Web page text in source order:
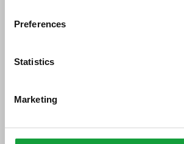
Preferences
Statistics
Marketing
,
società specializzata britannica
Finance, utilizza lo stesso